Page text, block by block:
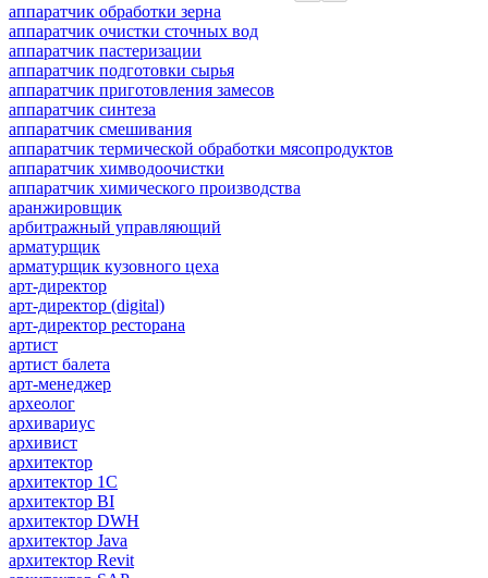
аппаратчик обработки зерна
аппаратчик очистки сточных вод
аппаратчик пастеризации
аппаратчик подготовки сырья
аппаратчик приготовления замесов
аппаратчик синтеза
аппаратчик смешивания
аппаратчик термической обработки мясопродуктов
аппаратчик химводоочистки
аппаратчик химического производства
аранжировщик
арбитражный управляющий
арматурщик
арматурщик кузовного цеха
арт-директор
арт-директор (digital)
арт-директор ресторана
артист
артист балета
арт-менеджер
археолог
архивариус
архивист
архитектор
архитектор 1С
архитектор BI
архитектор DWH
архитектор Java
архитектор Revit